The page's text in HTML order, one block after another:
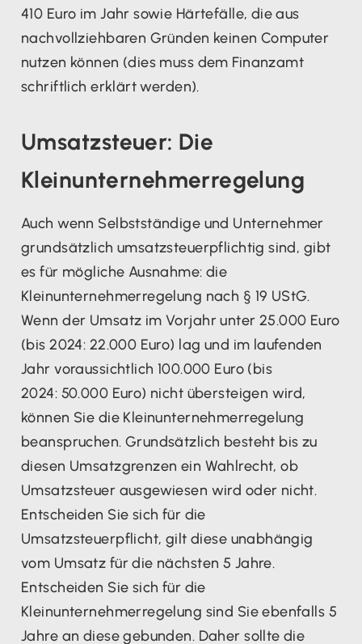
410 Euro im Jahr sowie Härtefälle, die aus
nachvollziehbaren Gründen keinen Computer
nutzen können (dies muss dem Finanzamt
schriftlich erklärt werden).
Umsatzsteuer: Die
Kleinunternehmerregelung
Auch wenn Selbstständige und Unternehmer
grundsätzlich umsatzsteuerpflichtig sind, gibt
es für mögliche Ausnahme: die
Kleinunternehmerregelung nach § 19 UStG.
Wenn der Umsatz im Vorjahr unter 25.000 Euro
(bis 2024: 22.000 Euro) lag und im laufenden
Jahr voraussichtlich 100.000 Euro (bis
2024: 50.000 Euro) nicht übersteigen wird,
können Sie die Kleinunternehmerregelung
beanspruchen. Grundsätzlich besteht bis zu
diesen Umsatzgrenzen ein Wahlrecht, ob
Umsatzsteuer ausgewiesen wird oder nicht.
Entscheiden Sie sich für die
Umsatzsteuerpflicht, gilt diese unabhängig
vom Umsatz für die nächsten 5 Jahre.
Entscheiden Sie sich für die
Kleinunternehmerregelung sind Sie ebenfalls 5
Jahre an diese gebunden. Daher sollte die